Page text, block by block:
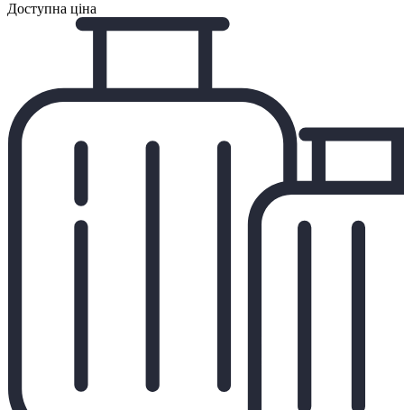
Доступна ціна